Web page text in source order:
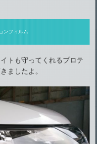
ンフィルム
トも守ってくれるプロテ
ましたよ。